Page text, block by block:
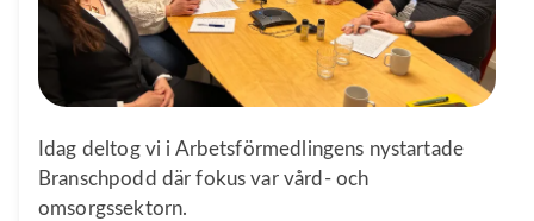
Idag deltog vi i Arbetsförmedlingens nystartade
Branschpodd där fokus var vård- och
omsorgssektorn.